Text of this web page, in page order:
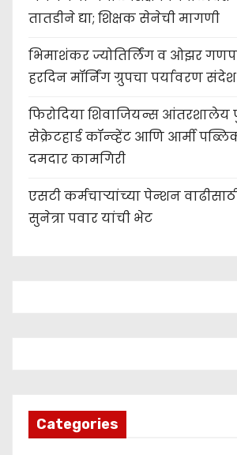
t
i
o
n
तातडीने द्या; शिक्षक सेनेची मागणी
भिमाशंकर ज्योतिर्लिंग व ओझर
हरदिन मॉर्निंग ग्रुपचा पर्यावरण संदेश
फिरोदिया शिवाजियन्स आंतरशालेय
सेक्रेटहार्ड कॉन्व्हेंट आणि आर्मी
दमदार कामगिरी
एसटी कर्मचाऱ्यांच्या पेन्शन
सुनेत्रा पवार यांची भेट
Categories